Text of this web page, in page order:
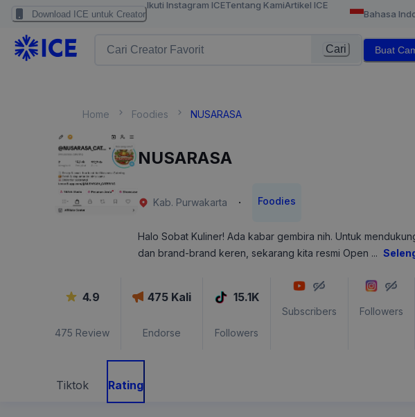
Download ICE untuk Creator
Ikuti Instagram ICETentang KamiArtikel ICE
Bahasa
Cari Buat
Home Foodies NUSARASA
NUSARASA
Kab. Purwakarta · Foodies
​Halo Sobat Kuliner! Ada kabar gembira nih. Untuk
dan brand-brand keren, sekarang kita resmi Open ...
4.9
475 Review
475 Kali
Endorse
15.1K
Followers
Subscribers Followers
Tiktok Rating